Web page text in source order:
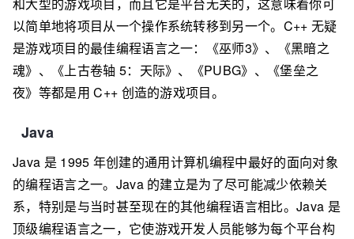
和大型的游戏项目，而且它是平台无关的，这意味着你可
以简单地将项目从一个操作系统转移到另一个。C++ 无疑
是游戏项目的最佳编程语言之一：《巫师3》、《黑暗之
魂》、《上古卷轴 5：天际》、《PUBG》、《堡垒之
夜》等都是用 C++ 创造的游戏项目。
Java
Java 是 1995 年创建的通用计算机编程中最好的面向对象
的编程语言之一。Java 的建立是为了尽可能减少依赖关
系，特别是与当时甚至现在的其他编程语言相比。Java 是
顶级编程语言之一，它使游戏开发人员能够为每个平台构